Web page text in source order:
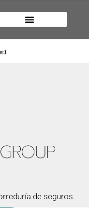
de seguros.